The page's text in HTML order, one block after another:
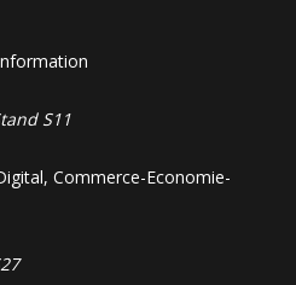
S11
Commerce-Economie-